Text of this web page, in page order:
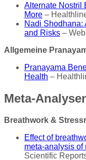
Alternate Nostril
More –
Nadi Shodhana:
and Risks –
Allgemeine
Pranayama
Health –
Meta-
Breathwork &
Effect of
meta-analysis
Scientific